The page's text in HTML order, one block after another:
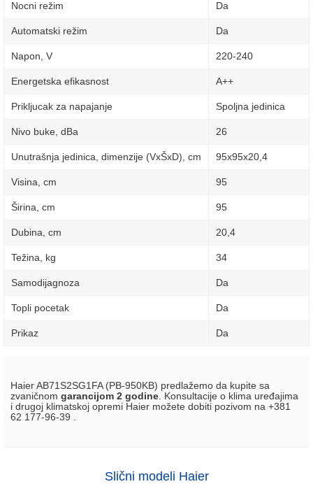
Nocni režim Da
Automatski režim Da
Napon, V 220-240
Energetska efikasnost A++
Prikljucak za napajanje Spoljna jedinica
Nivo buke, dBa 26
Unutrašnja jedinica, dimenzije (VxŠxD), сm 95х95х20,4
Visina, сm 95
Širina, сm 95
Dubina, сm 20,4
Težina, kg 34
Samodijagnoza Da
Topli pocetak Da
Prikaz Da
Haier AB71S2SG1FA (PB-950KB) predlažemo da kupite sa
zvaničnom garancijom 2 godine . Konsultacije o klima uređajima
i drugoj klimatskoj opremi Haier možete dobiti pozivom na +381
62 177-96-39 .
Slični modeli Haier